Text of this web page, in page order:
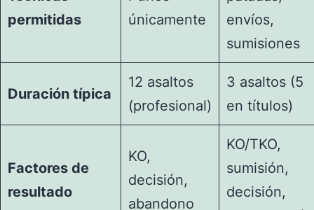
permitidas
únicamente
envíos,
sumisiones
Duración típica
12 asaltos
(profesional)
3 asaltos (5
en títulos)
Factores de
resultado
KO,
decisión,
abandono
KO/TKO,
sumisión,
decisión,